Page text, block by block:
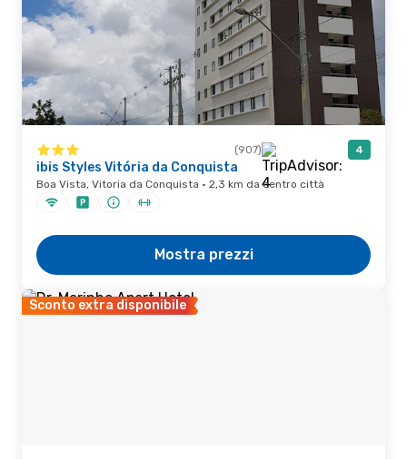
(907) 4
ibis Styles Vitória da Conquista
Boa Vista, Vitoria da Conquista · 2,3 km da centro città
Mostra prezzi
Sconto extra disponibile